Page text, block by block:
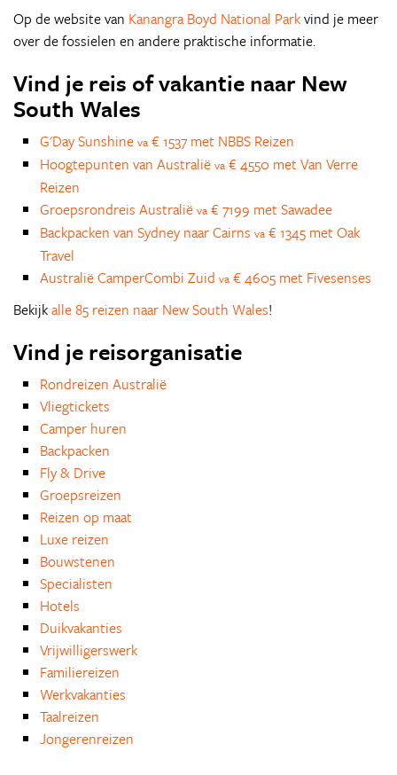
Op de website van Kanangra Boyd National Parkvind je meer
over de fossielen en andere praktische informatie.
Vind je reis of vakantie naar New
South Wales
G'Day Sunshine va € 1537 met NBBS Reizen
Hoogtepunten van Australië va € 4550 met Van Verre
Reizen
Groepsrondreis Australië va € 7199 met Sawadee
Backpacken van Sydney naar Cairns va € 1345 met Oak
Travel
Australië CamperCombi Zuid va € 4605 met Fivesenses
Bekijkalle 85 reizen naar New South Wales!
Vind je reisorganisatie
Rondreizen Australië
Vliegtickets
Camper huren
Backpacken
Fly & Drive
Groepsreizen
Reizen op maat
Luxe reizen
Bouwstenen
Specialisten
Hotels
Duikvakanties
Vrijwilligerswerk
Familiereizen
Werkvakanties
Taalreizen
Jongerenreizen